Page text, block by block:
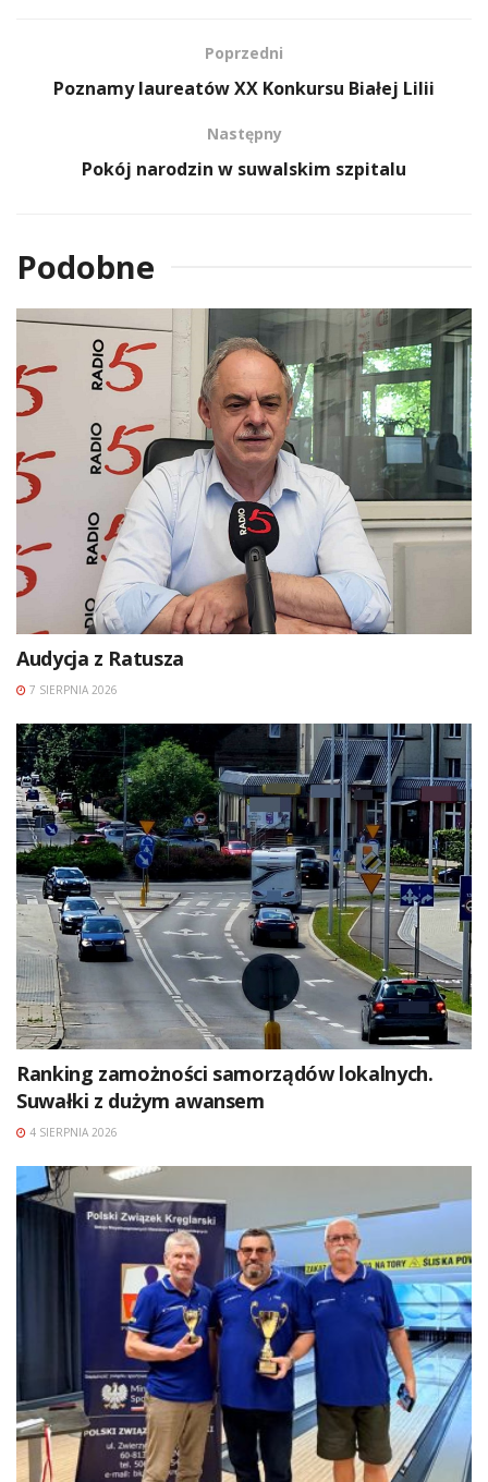
Poprzedni
Poznamy laureatów XX Konkursu Białej Lilii
Następny
Pokój narodzin w suwalskim szpitalu
Podobne
Audycja z Ratusza
7 SIERPNIA 2026
Ranking zamożności samorządów lokalnych.
Suwałki z dużym awansem
4 SIERPNIA 2026